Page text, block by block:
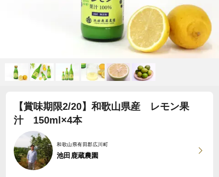
【賞味期限2/20】和歌山県産 レモン果
汁 150ml×4本
和歌山県有田郡広川町
池田鹿蔵農園